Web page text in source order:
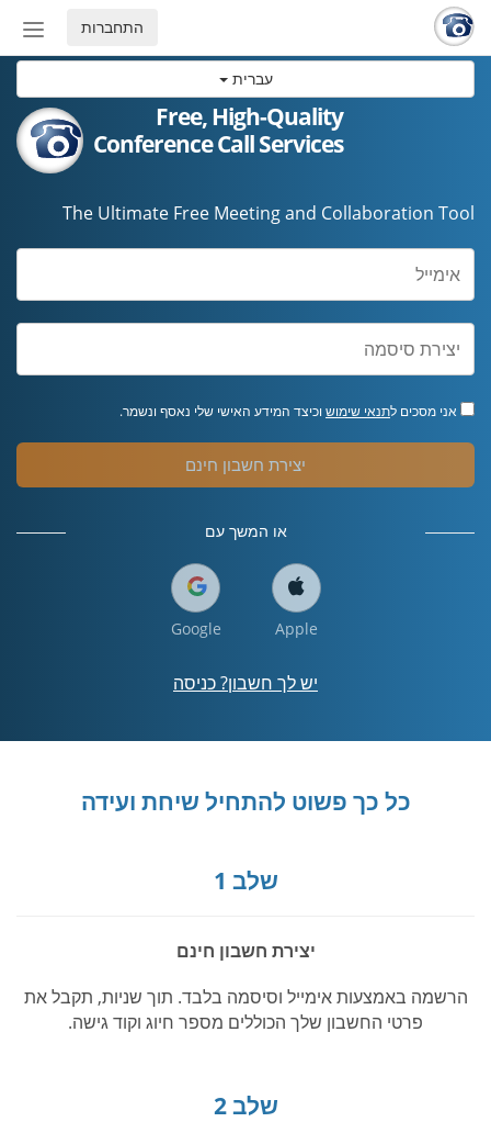
עברית
מצב
התחברות
Free, High-Quality
Conference Call Services
The Ultimate Free Meeting and Collaboration Tool
אני מסכים לתנאי שימוש וכיצד המידע האישי שלי נאסף ונשמר.
יצירת חשבון חינם
או המשך עם
Apple
Google
יש לך חשבון? כניסה
כל כך פשוט להתחיל שיחת ועידה
שלב 1
יצירת חשבון חינם
הרשמה באמצעות אימייל וסיסמה בלבד. תוך שניות, תקבל את
פרטי החשבון שלך הכוללים מספר חיוג וקוד גישה.
שלב 2